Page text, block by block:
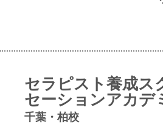
セラピスト養成
セーションアカデ
千葉・柏校